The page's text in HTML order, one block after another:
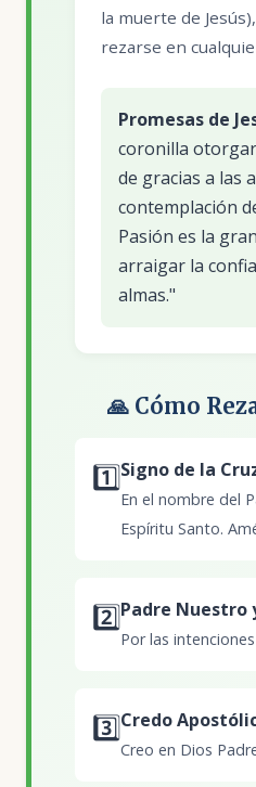
la muerte de
rezarse en
Promesas de
coronilla
de gracias a las
contemplación
Pasión es la
arraigar la
almas."
🙏 Cómo
1️⃣Signo de la
En el nombre del
Espíritu Santo.
2️⃣Padre Nuestro
Por las
3️⃣Credo
Creo en Dios